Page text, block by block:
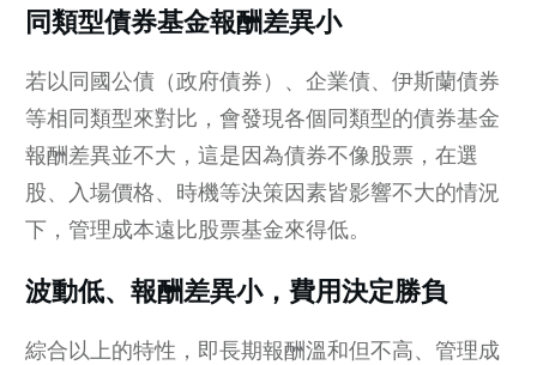
同類型債券基金報酬差異小
若以同國公債（政府債券）、企業債、伊斯蘭債券
等相同類型來對比，會發現各個同類型的債券基金
報酬差異並不大，這是因為債券不像股票，在選
股、入場價格、時機等決策因素皆影響不大的情況
下，管理成本遠比股票基金來得低。
波動低、報酬差異小，費用決定勝負
綜合以上的特性，即長期報酬溫和但不高、管理成